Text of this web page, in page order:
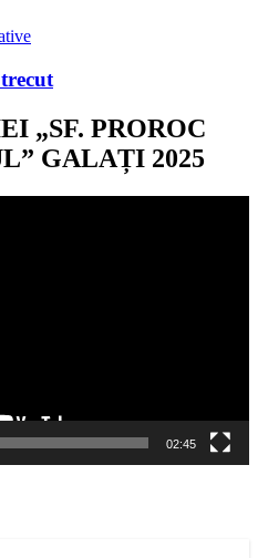
„SF. PROROC
GALAȚI 2025
02:45